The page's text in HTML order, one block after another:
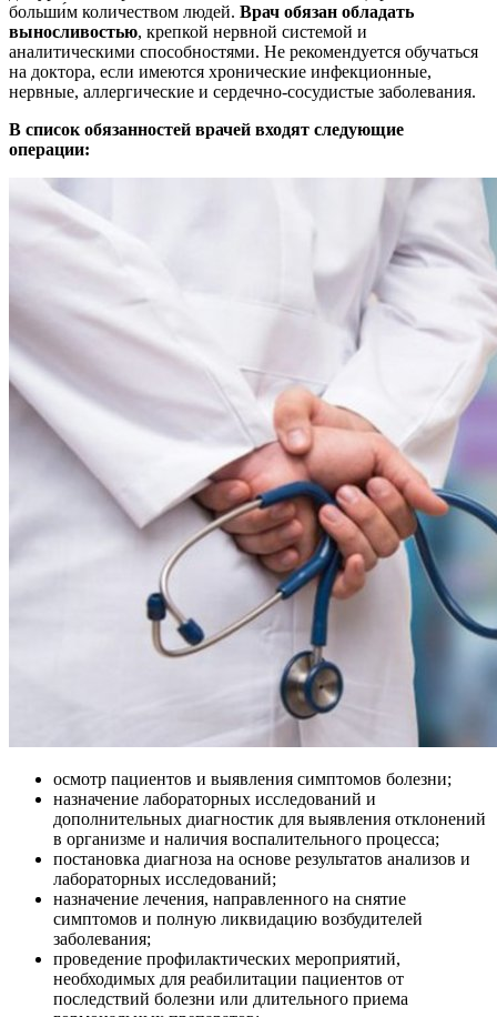
больши́м количеством людей. Врач обязан обладать
выносливостью, крепкой нервной системой и
аналитическими способностями. Не рекомендуется обучаться
на доктора, если имеются хронические инфекционные,
нервные, аллергические и сердечно-сосудистые заболевания.
В список обязанностей врачей входят следующие
операции:
осмотр пациентов и выявления симптомов болезни;
назначение лабораторных исследований и
дополнительных диагностик для выявления отклонений
в организме и наличия воспалительного процесса;
постановка диагноза на основе результатов анализов и
лабораторных исследований;
назначение лечения, направленного на снятие
симптомов и полную ликвидацию возбудителей
заболевания;
проведение профилактических мероприятий,
необходимых для реабилитации пациентов от
последствий болезни или длительного приема